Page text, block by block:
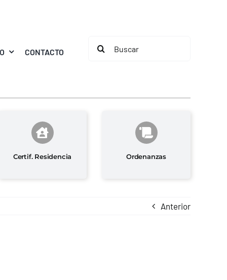
CONTACTO
Buscar:
Certif. Residencia Ordenanzas
Anterior